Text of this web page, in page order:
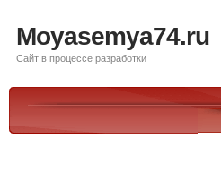
Moyasemya74.ru
Сайт в процессе разработки